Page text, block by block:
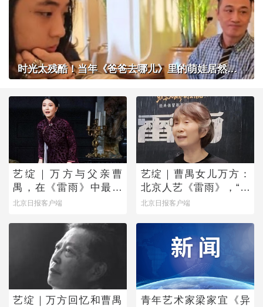
时光太残酷！当年《爸爸去哪儿》里的萌娃居然长成了这样？
艺绽｜万方与父亲曹
禺，在《雷雨》中最爱
蘩漪
北京日报客户端
艺绽｜曹禺女儿万方：
北京人艺《雷雨》，“是
它原生的样子”
北京日报客户端
艺绽｜万方回忆和曹禺
青年艺术家梁家宜《异